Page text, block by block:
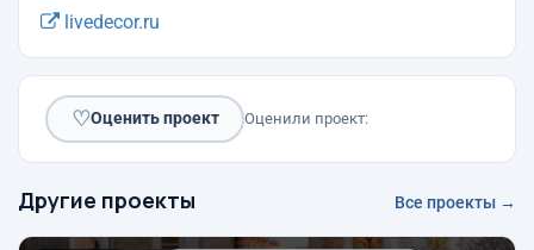
livedecor.ru
♡Оценить проект Оценили проект:
Другие проекты Все проекты →